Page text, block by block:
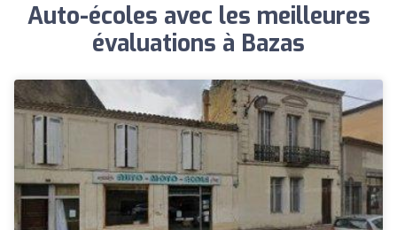
Auto-écoles avec les meilleures
évaluations à Bazas